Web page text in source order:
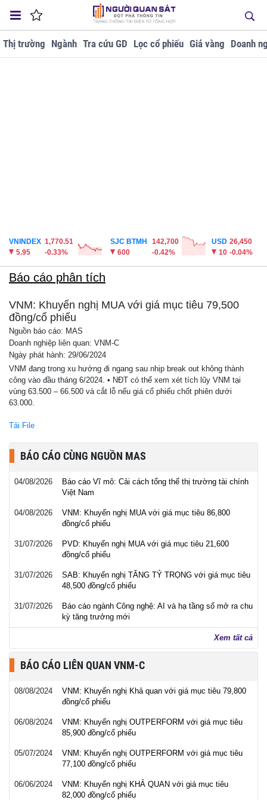
Thị trường Ngành Tra cứu GD Lọc cổ phiếu Giá vàng Doanh
VNINDEX 1,770.51
5.95
-0.33%
SJC BTMH
142,700
600
-0.42%
USD 26,450
10 -0.04%
Báo cáo phân tích
VNM: Khuyến nghị MUA với giá mục tiêu 79,500
đồng/cổ phiếu
Nguồn báo cáo: MAS
Doanh nghiệp liên quan: VNM-C
Ngày phát hành: 29/06/2024
VNM đang trong xu hướng đi ngang sau nhịp break out không thành
công vào đầu tháng 6/2024. • NĐT có thể xem xét tích lũy VNM tại
vùng 63.500 – 66.500 và cắt lỗ nếu giá cổ phiếu chốt phiên dưới
63.000.
Tải File
BÁO CÁO CÙNG NGUỒN MAS
04/08/2026
Báo cáo Vĩ mô: Cải cách tổng thể thị trường tài chính
Việt Nam
04/08/2026
VNM: Khuyến nghị MUA với giá mục tiêu 86,800
đồng/cổ phiếu
31/07/2026
PVD: Khuyến nghị MUA với giá mục tiêu 21,600
đồng/cổ phiếu
31/07/2026
SAB: Khuyến nghị TĂNG TỶ TRỌNG với giá mục tiêu
48,500 đồng/cổ phiếu
31/07/2026
Báo cáo ngành Công nghệ: AI và hạ tầng số mở ra chu
kỳ tăng trưởng mới
Xem tất cả
BÁO CÁO LIÊN QUAN VNM-C
08/08/2024
VNM: Khuyến nghị Khả quan với giá mục tiêu 79,800
đồng/cổ phiếu
06/08/2024
VNM: Khuyến nghị OUTPERFORM với giá mục tiêu
85,900 đồng/cổ phiếu
05/07/2024
VNM: Khuyến nghị OUTPERFORM với giá mục tiêu
77,100 đồng/cổ phiếu
06/06/2024
VNM: Khuyến nghị KHẢ QUAN với giá mục tiêu
82,000 đồng/cổ phiếu